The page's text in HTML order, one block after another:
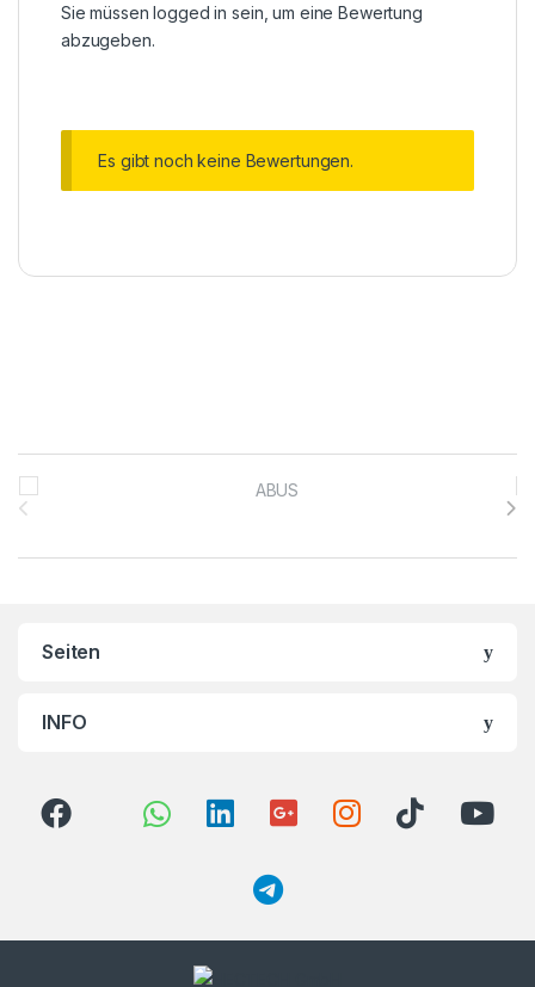
Sie müssenlogged in sein, um eine Bewertung
abzugeben.
Es gibt noch keine Bewertungen.
Brands Carousel
Seiten
INFO